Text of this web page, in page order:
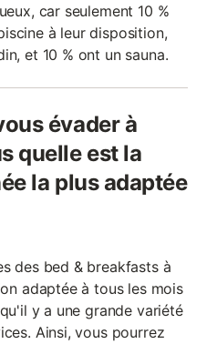
car seulement 10 %
à leur disposition,
et 10 % ont un sauna.
évader à
quelle est la
la plus adaptée
des bed & breakfasts à
adaptée à tous les mois
y a une grande variété
Ainsi, vous pourrez